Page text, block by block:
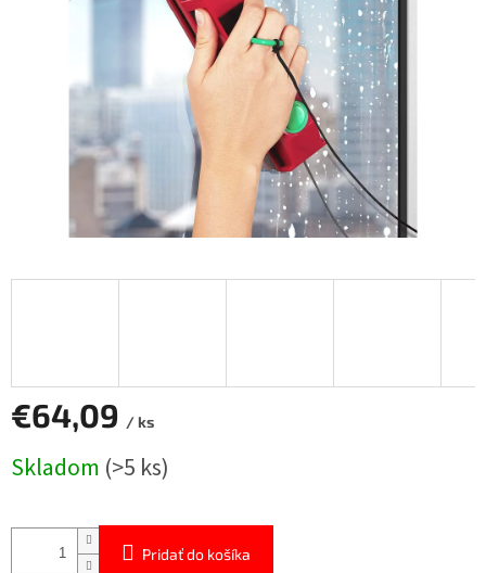
€64,09 / ks
cena:
Skladom (>5 ks)
Pridať do košíka